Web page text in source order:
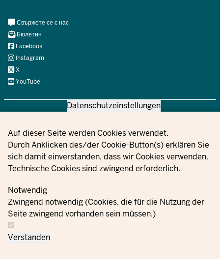
Privacy settings
Datenschutzeinstellungen
Auf dieser Seite werden Cookies verwendet.
Durch Anklicken des/der Cookie-Button(s) erklären Sie
sich damit einverstanden, dass wir Cookies verwenden.
Technische Cookies sind zwingend erforderlich.
Notwendig
Zwingend notwendig (Cookies, die für die Nutzung der
Seite zwingend vorhanden sein müssen.)
Verstanden
се с нас
данните
Meta
Navi
Social
Свържете се с нас
Бюлетин
Facebook
Instagram
X
YouTube
Gleichstellung, Flucht und Integration des Landes Nordrhein-
Westfalen